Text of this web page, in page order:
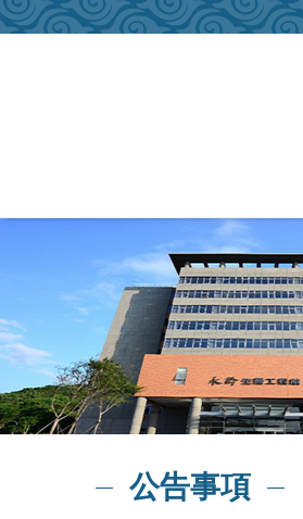
跳到主要內容區塊
公告事項